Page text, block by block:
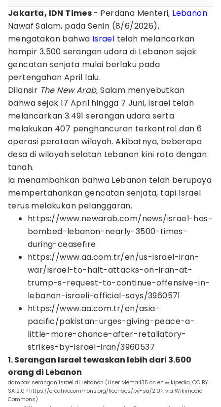
Jakarta, IDN Times - Perdana Menteri, Lebanon
Nawaf Salam, pada Senin (8/6/2026),
mengatakan bahwa Israel telah melancarkan
hampir 3.500 serangan udara di Lebanon sejak
gencatan senjata mulai berlaku pada
pertengahan April lalu.
Dilansir The New Arab,Salam menyebutkan
bahwa sejak 17 April hingga 7 Juni, Israel telah
melancarkan 3.491 serangan udara serta
melakukan 407 penghancuran terkontrol dan 6
operasi perataan wilayah. Akibatnya, beberapa
desa di wilayah selatan Lebanon kini rata dengan
tanah.
Ia menambahkan bahwa Lebanon telah berupaya
mempertahankan gencatan senjata, tapi Israel
terus melakukan pelanggaran.
https://www.newarab.com/news/israel-has-
bombed-lebanon-nearly-3500-times-
during-ceasefire
https://www.aa.com.tr/en/us-israel-iran-
war/israel-to-halt-attacks-on-iran-at-
trump-s-request-to-continue-offensive-in-
lebanon-israeli-official-says/3960571
https://www.aa.com.tr/en/asia-
pacific/pakistan-urges-giving-peace-a-
little-more-chance-after-retaliatory-
strikes-by-israel-iran/3960537
1. Serangan Israel tewaskan lebih dari 3.600
orang di Lebanon
dampak serangan Israel di Lebanon (User Mema435 on en.wikipedia, CC BY-
SA 2.0 <https://creativecommons.org/licenses/by-sa/2.0>, via Wikimedia
Commons)